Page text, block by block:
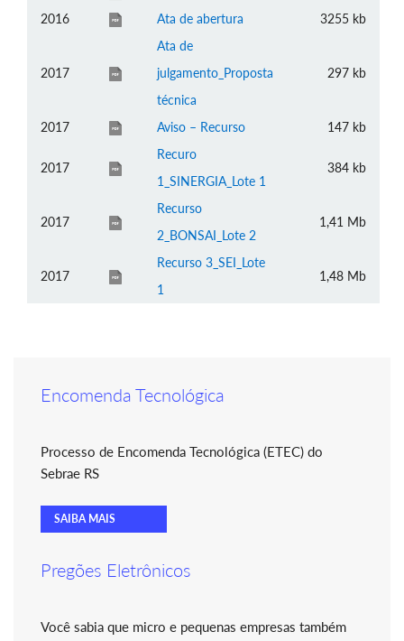
2016
Ata de abertura 3255 kb
2017
Ata de
julgamento_Proposta
técnica
297 kb
2017 Aviso – Recurso 147 kb
2017
Recuro
1_SINERGIA_Lote 1
384 kb
2017
Recurso
2_BONSAI_Lote 2
1,41 Mb
2017
Recurso 3_SEI_Lote
1
1,48 Mb
Encomenda Tecnológica
Processo de Encomenda Tecnológica (ETEC) do
Sebrae RS
SAIBA MAIS
Pregões Eletrônicos
Você sabia que micro e pequenas empresas também